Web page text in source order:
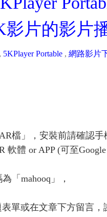
影片的影片
, 5KPlayer Portable , 網路影片
檔」，安裝前請確認
體 or APP (可至
「mahooq」，
單或在文章下方留言，